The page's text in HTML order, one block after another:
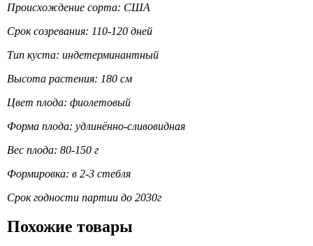
Происхождение сорта: США
Срок созревания: 110-120 дней
Тип куста: индетерминантный
Высота растения: 180 см
Цвет плода: фиолетовый
Форма плода: удлинённо-сливовидная
Вес плода: 80-150 г
Формировка: в 2-3 стебля
Срок годности партии до 2030г
Похожие товары